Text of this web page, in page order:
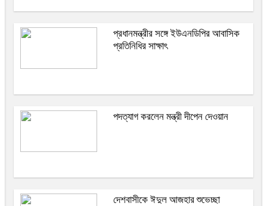
প্রধানমন্ত্রীর সঙ্গে ইউএনডিপির আবাসিক
প্রতিনিধির সাক্ষাৎ
পদত্যাগ করলেন মন্ত্রী দীপেন দেওয়ান
দেশবাসীকে ঈদুল আজহার শুভেচ্ছা